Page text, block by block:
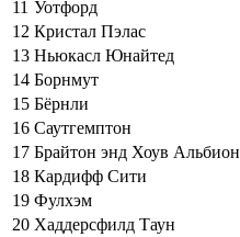
11 Уотфорд
12 Кристал Пэлас
13 Ньюкасл Юнайтед
14 Борнмут
15 Бёрнли
16 Саутгемптон
17 Брайтон энд Хоув Альбион
18 Кардифф Сити
19 Фулхэм
20 Хаддерсфилд Таун